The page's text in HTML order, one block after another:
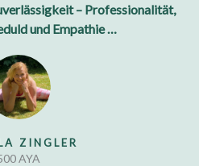
– Professionalität,
und Empathie …
ZINGLER
AYA